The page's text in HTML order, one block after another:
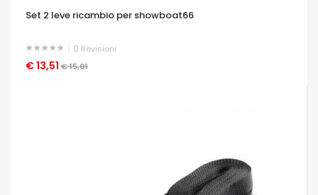
Set 2 leve ricambio per showboat66
0 Revisioni
€ 13,51 € 15,01
OCCHIATA VELOCE